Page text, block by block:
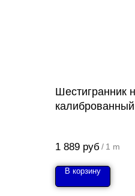
Шестигранник
1 889 руб / 1 m
В корзину